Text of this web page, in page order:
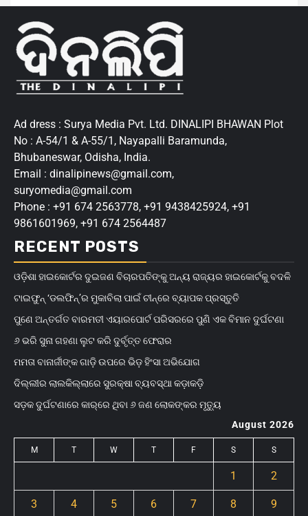
Ad dress : Surya Media Pvt. Ltd. DINALIPI BHAWAN Plot
No : A-54/1 & A-55/1, Nayapalli Baramunda,
Bhubaneswar, Odisha, India.
Email : dinalipinews@gmail.com,
suryomedia@gmail.com
Phone : +91 674 2563778, +91 9438425924, +91
9861601969, +91 674 2564487
RECENT POSTS
ଓଡ଼ିଶା ହାଇକୋର୍ଟର ଦୁଇଜଣ ବିଚାରପତିଙ୍କୁ ଅନ୍ୟ ରାଜ୍ୟର ହାଇକୋର୍ଟକୁ ବଦଳି
ଟାଇଫୁନ୍ ‘ଡଲଫିନ୍’ର ମୁକାବିଲା ପାଇଁ ଚୀନ୍‌ରେ ବ୍ୟାପକ ପ୍ରସ୍ତୁତି
ପୁଣେ ଅନ୍ତର୍ଗତ ବାରମତୀ ଏୟାରପୋର୍ଟ ପରିସରରେ ପୁଣି ଏକ ବିମାନ ଦୁର୍ଘଟଣା
୬ ଭରି ସୁନା ଗହଣା ଲୁଟ କରି ଦୁର୍ବୃତ୍ତ ଫେରାର
ମମତା ବାନାର୍ଜୀଙ୍କ ଗାଡ଼ି ଉପରେ ଭିଡ଼ ହିଂସା ଅଭିଯୋଗ
ଦିଲ୍ଲୀର ଲାଲକିଲ୍ଲାରେ ସୁରକ୍ଷା ବ୍ୟବସ୍ଥା କଡ଼ାକଡ଼ି
ସଡ଼କ ଦୁର୍ଘଟଣାରେ କାର୍‌ରେ ଥିବା ୬ ଜଣ ଲୋକଙ୍କର ମୃତ୍ୟୁ
August 2026
M T W T F S S
1 2
3 4 5 6 7 8 9